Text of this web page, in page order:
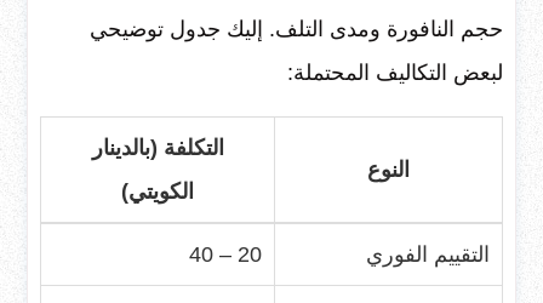
حجم النافورة ومدى التلف. إليك جدول توضيحي
لبعض التكاليف المحتملة:
النوع
التكلفة (بالدينار
الكويتي)
التقييم الفوري 20 – 40